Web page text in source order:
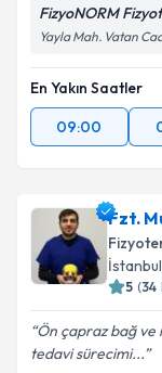
FizyoNORM
Yayla Mah. Vatan
En Yakın Saatler
09:00
Fzt.
İstanbul
5 (34
Ön çapraz bağ ve
tedavi sürecimi...